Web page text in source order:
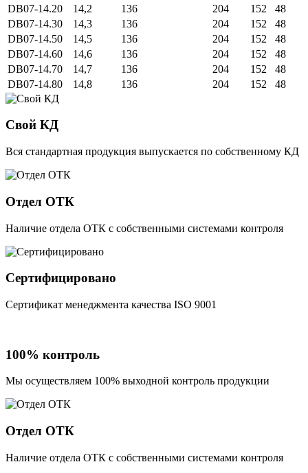
DB07-14.20
14,2 136 204 152
48
DB07-14.30
14,3 136 204 152
48
DB07-14.50
14,5 136 204 152
48
DB07-14.60
14,6 136 204 152
48
DB07-14.70
14,7 136 204 152
48
DB07-14.80
14,8 136 204 152 48
Свой КД
Вся стандартная продукция выпускается по собственному КД
Отдел ОТК
Наличие отдела ОТК с собственными системами контроля
Сертифицировано
Сертификат менеджмента качества ISO 9001
100% контроль
Мы осуществляем 100% выходной контроль продукции
Отдел ОТК
Наличие отдела ОТК с собственными системами контроля